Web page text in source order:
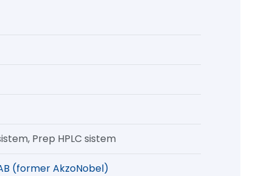
Prep HPLC sistem
(former AkzoNobel)